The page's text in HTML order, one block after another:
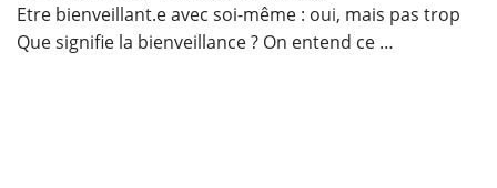
Etre bienveillant.e avec soi-même : oui, mais pas trop
Que signifie la bienveillance ? On entend ce …